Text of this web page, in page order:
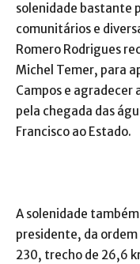
solenidade bastante
comunitários e
Romero Rodrigues
Michel Temer, para
Campos e agradecer
pela chegada das
Francisco ao Estado.
A solenidade
presidente, da
230, trecho de 26,6